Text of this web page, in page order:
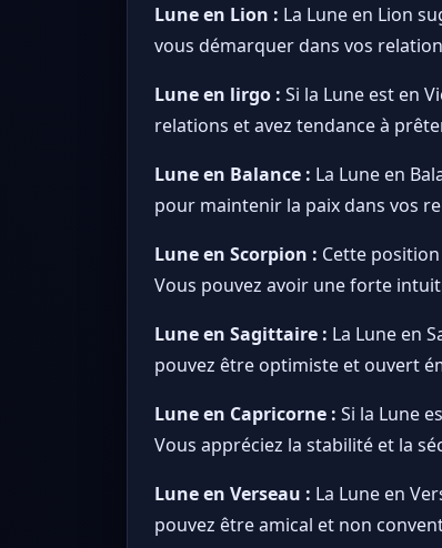
Lune en Lion : La Lune en Lion
vous démarquer dans vos
Lune en lirgo : Si la Lune est en
relations et avez tendance à
Lune en Balance : La Lune en
pour maintenir la paix dans vos
Lune en Scorpion : Cette
Vous pouvez avoir une forte
Lune en Sagittaire : La Lune en
pouvez être optimiste et ouvert
Lune en Capricorne : Si la Lune
Vous appréciez la stabilité et la
Lune en Verseau : La Lune en
pouvez être amical et non